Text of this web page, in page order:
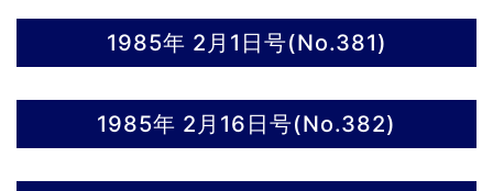
1985年 2月1日号(No.381)
1985年 2月16日号(No.382)